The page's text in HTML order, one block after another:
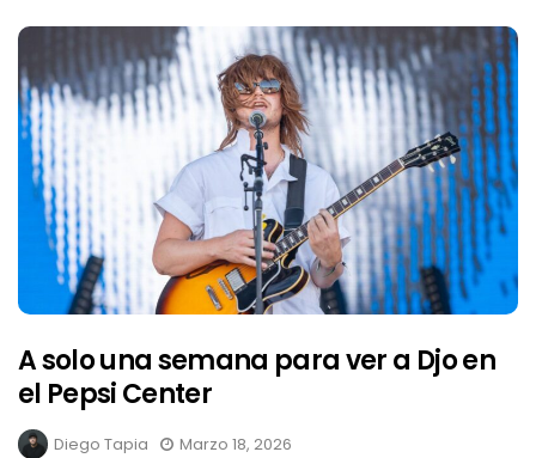
A solo una semana para ver a Djo en
el Pepsi Center
Diego Tapia Marzo 18, 2026